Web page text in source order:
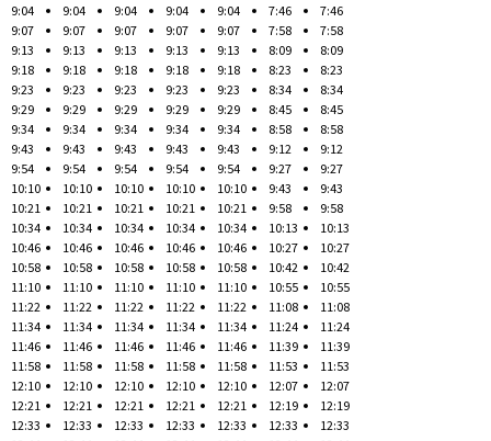
9:04
9:07
9:13
9:18
9:23
9:29
9:34
9:43
9:54
10:10
10:21
10:34
10:46
10:58
11:10
11:22
11:34
11:46
11:58
12:10
12:21
12:33
9:04
9:07
9:13
9:18
9:23
9:29
9:34
9:43
9:54
10:10
10:21
10:34
10:46
10:58
11:10
11:22
11:34
11:46
11:58
12:10
12:21
12:33
9:04
9:07
9:13
9:18
9:23
9:29
9:34
9:43
9:54
10:10
10:21
10:34
10:46
10:58
11:10
11:22
11:34
11:46
11:58
12:10
12:21
12:33
9:04
9:07
9:13
9:18
9:23
9:29
9:34
9:43
9:54
10:10
10:21
10:34
10:46
10:58
11:10
11:22
11:34
11:46
11:58
12:10
12:21
12:33
9:04
9:07
9:13
9:18
9:23
9:29
9:34
9:43
9:54
10:10
10:21
10:34
10:46
10:58
11:10
11:22
11:34
11:46
11:58
12:10
12:21
12:33
7:46
7:58
8:09
8:23
8:34
8:45
8:58
9:12
9:27
9:43
9:58
10:13
10:27
10:42
10:55
11:08
11:24
11:39
11:53
12:07
12:19
12:33
7:46
7:58
8:09
8:23
8:34
8:45
8:58
9:12
9:27
9:43
9:58
10:13
10:27
10:42
10:55
11:08
11:24
11:39
11:53
12:07
12:19
12:33